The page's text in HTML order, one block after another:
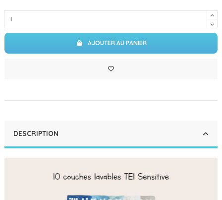
AJOUTER AU PANIER
DESCRIPTION